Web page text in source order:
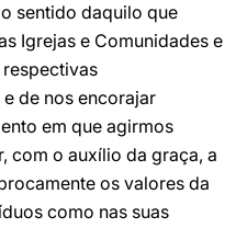
sentido daquilo que
Igrejas e Comunidades e
de nos encorajar
em que agirmos
com o auxílio da graça, a
os valores da
como nas suas